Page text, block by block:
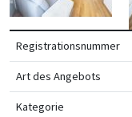
Registrationsnummer
Art des Angebots
Kategorie